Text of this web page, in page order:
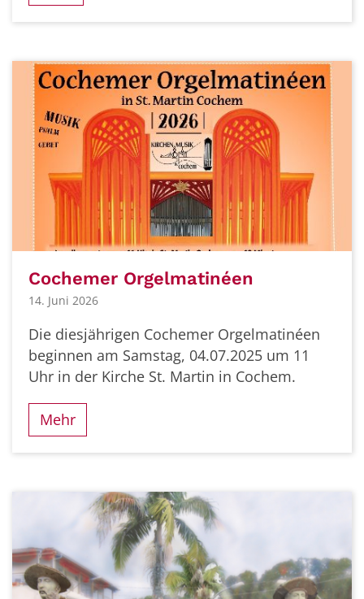
Cochemer Orgelmatinéen
14. Juni 2026
Die diesjährigen Cochemer Orgelmatinéen
beginnen am Samstag, 04.07.2025 um 11
Uhr in der Kirche St. Martin in Cochem.
Mehr